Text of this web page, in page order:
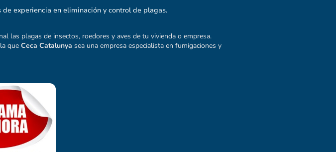
experiencia en eliminación y control de plagas.
las plagas de insectos, roedores y aves de tu vivienda o empresa.
que Ceca Catalunya sea una empresa especialista en fumigaciones y